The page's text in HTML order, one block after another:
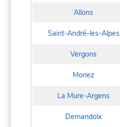
Allons
Saint-André-les-Alpes
Vergons
Moriez
La Mure-Argens
Demandolx